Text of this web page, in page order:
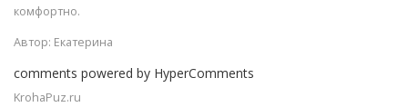
комфортно.
Автор: Екатерина
comments powered by HyperComments
KrohaPuz.ru